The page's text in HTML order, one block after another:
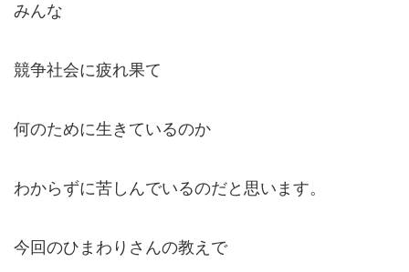
みんな
競争社会に疲れ果て
何のために生きているのか
わからずに苦しんでいるのだと思います。
今回のひまわりさんの教えで